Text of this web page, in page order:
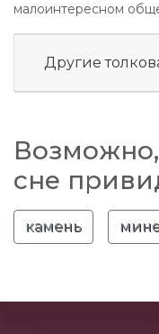
малоинтересном
Другие
сне
камень